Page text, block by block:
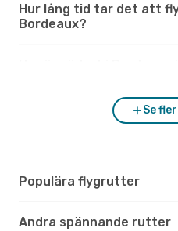
Hur lång tid tar det att
Bordeaux?
Se
Populära flygrutter
Andra spännande rutter